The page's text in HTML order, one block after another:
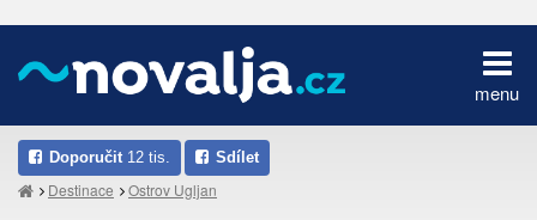
menu
Doporučit 12 tis. Sdílet
Destinace Ostrov Ugljan